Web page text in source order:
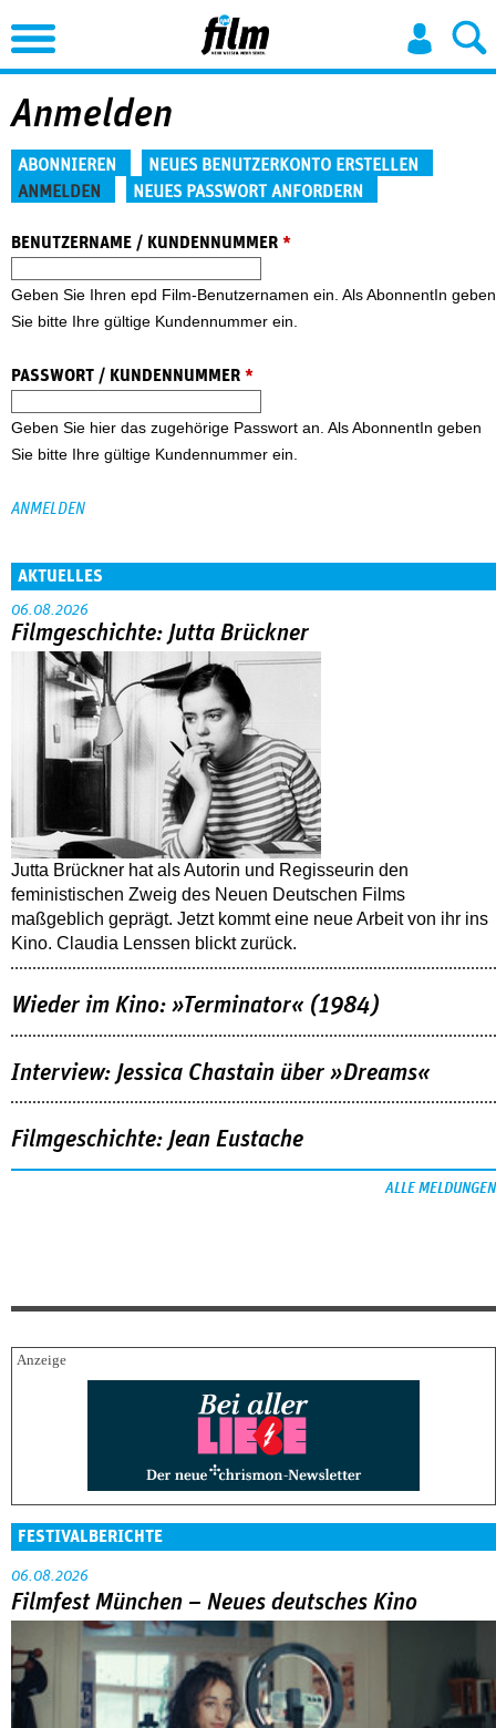
Jump to Navigation
Anmelden
Haupt-Reiter
ABONNIEREN
NEUES BENUTZERKONTO ERSTELLEN
ANMELDEN
NEUES PASSWORT ANFORDERN
BENUTZERNAME / KUNDENNUMMER *
Geben Sie Ihren epd Film-Benutzernamen ein. Als AbonnentIn geben
Sie bitte Ihre gültige Kundennummer ein.
PASSWORT / KUNDENNUMMER *
Geben Sie hier das zugehörige Passwort an. Als AbonnentIn geben
Sie bitte Ihre gültige Kundennummer ein.
AKTUELLES
06.08.2026
Filmgeschichte: Jutta Brückner
Jutta Brückner hat als Autorin und Regisseurin den
feministischen Zweig des Neuen Deutschen Films
maßgeblich geprägt. Jetzt kommt eine neue Arbeit von ihr ins
Kino. Claudia Lenssen blickt zurück.
Wieder im Kino: »Terminator« (1984)
Interview: Jessica Chastain über »Dreams«
Filmgeschichte: Jean Eustache
ALLE MELDUNGEN
FESTIVALBERICHTE
06.08.2026
Filmfest München – Neues deutsches Kino